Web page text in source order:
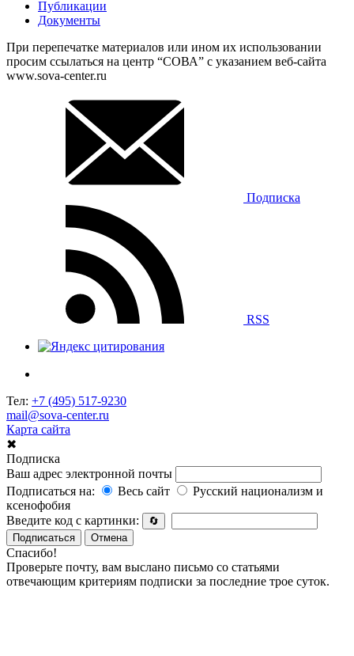
Публикации
Документы
При перепечатке материалов или ином их использовании
просим ссылаться на центр “СОВА” с указанием веб-сайта
www.sova-center.ru
Подписка
RSS
Тел: +7 (495) 517-9230
mail@sova-center.ru
Карта сайта
✖
Подписка
Ваш адрес электронной почты
Подписаться на:
Весь сайт
Русский национализм и
ксенофобия
Введите код с картинки:
🔄
Подписаться
Отмена
Спасибо!
Проверьте почту, вам выслано письмо со статьями
отвечающим критериям подписки за последние трое суток.